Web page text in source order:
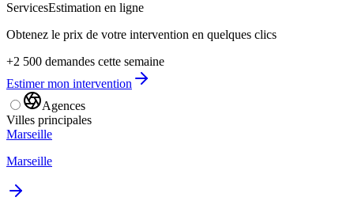
ServicesEstimation en ligne
Obtenez le prix de votre intervention en quelques clics
+2 500 demandes cette semaine
Estimer mon intervention
Agences
Villes principales
Marseille
Marseille